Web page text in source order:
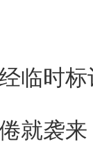
时标
袭来